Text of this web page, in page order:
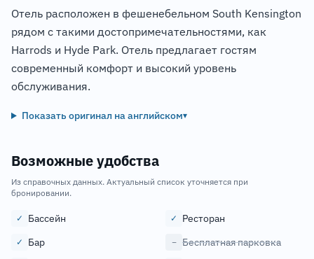
Отель расположен в фешенебельном South Kensington
рядом с такими достопримечательностями, как
Harrods и Hyde Park. Отель предлагает гостям
современный комфорт и высокий уровень
обслуживания.
Показать оригинал на английском▾
Возможные удобства
Из справочных данных. Актуальный список уточняется при
бронировании.
✓ Бассейн ✓ Ресторан
✓ Бар − Бесплатная парковка